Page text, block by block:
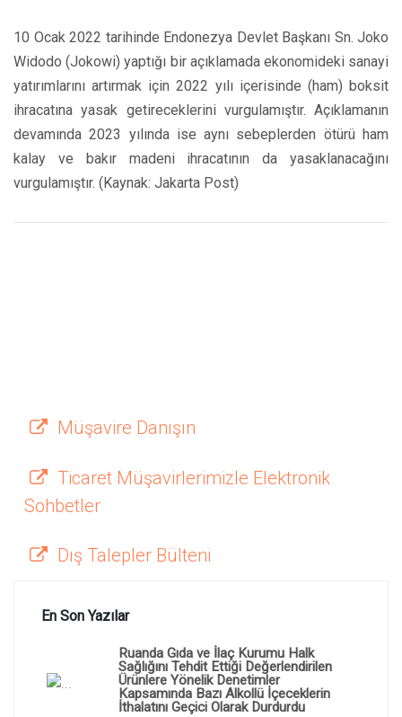
10 Ocak 2022 tarihinde Endonezya Devlet Başkanı Sn. Joko
Widodo (Jokowi) yaptığı bir açıklamada ekonomideki sanayi
yatırımlarını artırmak için 2022 yılı içerisinde (ham) boksit
ihracatına yasak getireceklerini vurgulamıştır. Açıklamanın
devamında 2023 yılında ise aynı sebeplerden ötürü ham
kalay ve bakır madeni ihracatının da yasaklanacağını
vurgulamıştır. (Kaynak: Jakarta Post)
Müşavire Danışın
Ticaret Müşavirlerimizle Elektronik
Sohbetler
Dış Talepler Bülteni
En Son Yazılar
Ruanda Gıda ve İlaç Kurumu Halk
Sağlığını Tehdit Ettiği Değerlendirilen
Ürünlere Yönelik Denetimler
Kapsamında Bazı Alkollü İçeceklerin
İthalatını Geçici Olarak Durdurdu